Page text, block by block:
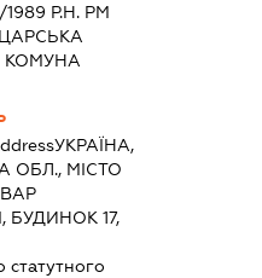
Р.Н. РМ
КОМУНА
УКРАЇНА,
ОБЛ., МІСТО
БУДИНОК 17,
статутного